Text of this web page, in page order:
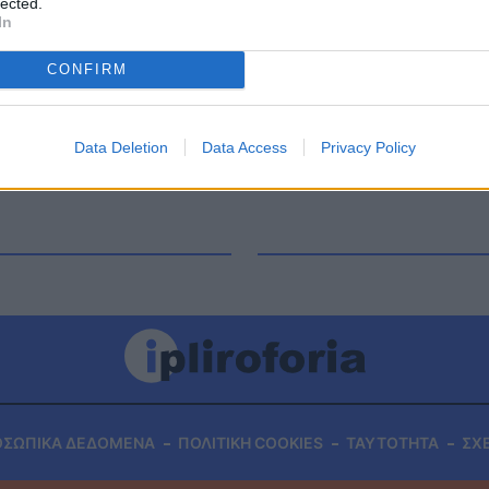
CONFIRM
Data Deletion Data Access Privacy Policy
και τα Καλύτερα μας Χρόνια Η σειρά «Τα
και την ρετρό αισθητική της, χθες
ΔΕΔΟΜΕΝΑ ΠΟΛΙΤΙΚΗ COOKIES ΤΑΥΤΟΤΗΤΑ